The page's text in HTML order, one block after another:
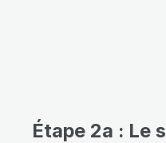
Étape 2a : Le